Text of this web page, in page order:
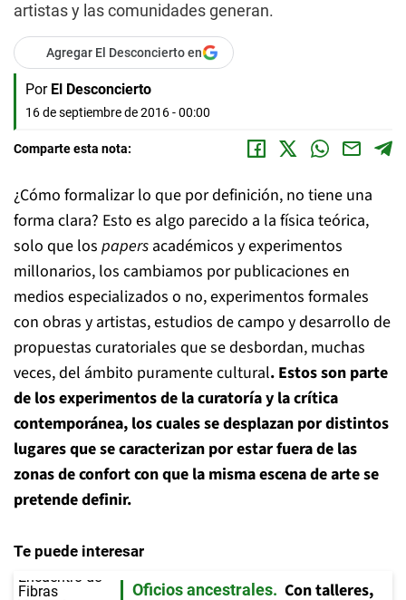
artistas y las comunidades generan.
Agregar El Desconcierto en
Por El Desconcierto
16 de septiembre de 2016 - 00:00
Comparte esta nota:
¿Cómo formalizar lo que por definición, no tiene una
forma clara? Esto es algo parecido a la física teórica,
solo que los papers académicos y experimentos
millonarios, los cambiamos por publicaciones en
medios especializados o no, experimentos formales
con obras y artistas, estudios de campo y desarrollo de
propuestas curatoriales que se desbordan, muchas
veces, del ámbito puramente cultural. Estos son parte
de los experimentos de la curatoría y la crítica
contemporánea, los cuales se desplazan por distintos
lugares que se caracterizan por estar fuera de las
zonas de confort con que la misma escena de arte se
pretende definir.
Te puede interesar
Oficios ancestrales
Con talleres,